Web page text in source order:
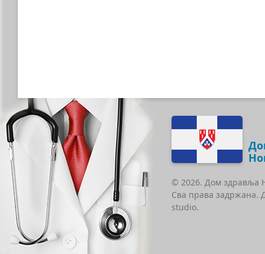
© 2026. Дом здравља
Сва права задржана.
studio.